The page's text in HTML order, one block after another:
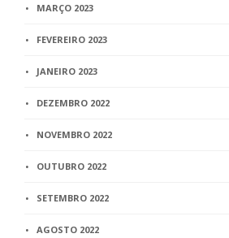
MARÇO 2023
FEVEREIRO 2023
JANEIRO 2023
DEZEMBRO 2022
NOVEMBRO 2022
OUTUBRO 2022
SETEMBRO 2022
AGOSTO 2022